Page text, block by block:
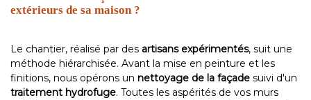
extérieurs de sa maison ?
Le chantier, réalisé par des artisans expérimentés, suit une
méthode hiérarchisée. Avant la mise en peinture et les
finitions, nous opérons un nettoyage de la façade suivi d'un
traitement hydrofuge. Toutes les aspérités de vos murs